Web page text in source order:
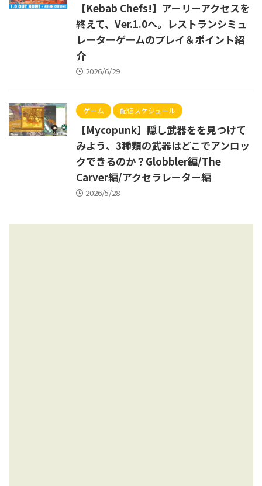
【Kebab Chefs!】アーリーアクセスを
終えて、Ver.1.0へ。レストランシミュ
レーターゲームのプレイ＆ポイント紹
介
2026/6/29
ゲーム 配信スケジュール
【Mycopunk】隠し武器をを見つけて
みよう、3種類の武器はどこでアンロッ
クできるのか？Globbler編/The
Carver編/アクセラレーター編
2026/5/28